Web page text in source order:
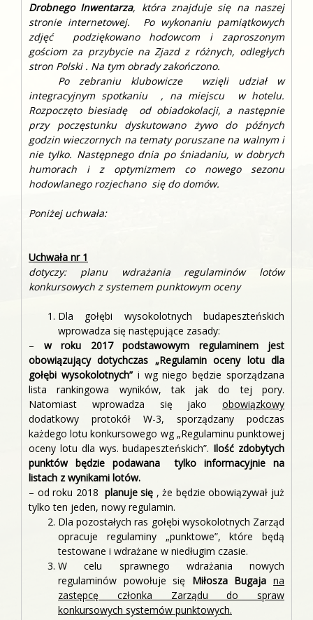
Drobnego Inwentarza, która znajduje się na naszej
stronie internetowej. Po wykonaniu pamiątkowych
zdjęć podziękowano hodowcom i zaproszonym
gościom za przybycie na Zjazd z różnych, odległych
stron Polski . Na tym obrady zakończono.
Po zebraniu klubowicze wzięli udział w
integracyjnym spotkaniu , na miejscu w hotelu.
Rozpoczęto biesiadę od obiadokolacji, a następnie
przy poczęstunku dyskutowano żywo do późnych
godzin wieczornych na tematy poruszane na walnym i
nie tylko. Następnego dnia po śniadaniu, w dobrych
humorach i z optymizmem co nowego sezonu
hodowlanego rozjechano się do domów.
Poniżej uchwała:
Uchwała nr 1
dotyczy: planu wdrażania regulaminów lotów
konkursowych z systemem punktowym oceny
Dla gołębi wysokolotnych budapeszteńskich
wprowadza się następujące zasady:
– w roku 2017 podstawowym regulaminem jest
obowiązujący dotychczas „Regulamin oceny lotu dla
gołębi wysokolotnych”i wg niego będzie sporządzana
lista rankingowa wyników, tak jak do tej pory.
Natomiast wprowadza się jako obowiązkowy
dodatkowy protokół W-3, sporządzany podczas
każdego lotu konkursowego wg „Regulaminu punktowej
oceny lotu dla wys. budapeszteńskich”. Ilość zdobytych
punktów będzie podawana tylko informacyjnie na
listach z wynikami lotów.
– od roku 2018 planuje się , że będzie obowiązywał już
tylko ten jeden, nowy regulamin.
Dla pozostałych ras gołębi wysokolotnych Zarząd
opracuje regulaminy „punktowe”, które będą
testowane i wdrażane w niedługim czasie.
W celu sprawnego wdrażania nowych
regulaminów powołuje się Miłosza Bugaja na
zastępcę członka Zarządu do spraw
konkursowych systemów punktowych.